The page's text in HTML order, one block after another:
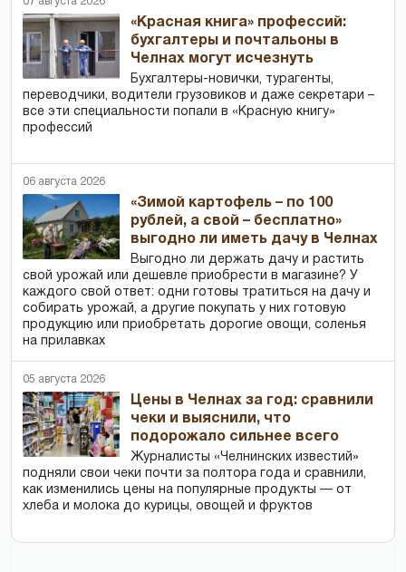
«Красная книга» профессий:
бухгалтеры и почтальоны в
Челнах могут исчезнуть
Бухгалтеры-новички, тур­агенты,
переводчики, водители грузовиков и даже секретари –
все эти специальности попали в «Красную книгу»
профессий
06 августа 2026
«Зимой картофель – по 100
рублей, а свой – бесплатно»
выгодно ли иметь дачу в Челнах
Выгодно ли держать дачу и растить
свой урожай или дешевле приобрести в магазине? У
каждого свой ответ: одни готовы тратиться на дачу и
собирать урожай, а другие покупать у них готовую
продукцию или приобретать дорогие овощи, соленья
на прилавках
05 августа 2026
Цены в Челнах за год: сравнили
чеки и выяснили, что
подорожало сильнее всего
Журналисты «Челнинских известий»
подняли свои чеки почти за полтора года и сравнили,
как изменились цены на популярные продукты — от
хлеба и молока до курицы, овощей и фруктов